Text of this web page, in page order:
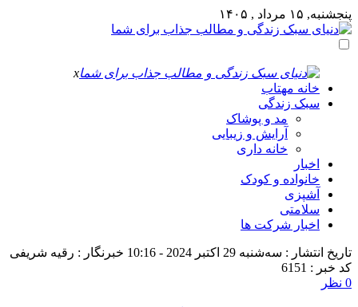
پنجشنبه, ۱۵ مرداد , ۱۴۰۵
x
خانه مهتاب
سبک زندگی
مد و پوشاک
آرایش و زیبایی
خانه داری
اخبار
خانواده و کودک
آشپزی
سلامتی
اخبار شرکت ها
تاریخ انتشار : سه‌شنبه 29 اکتبر 2024 - 10:16
خبرنگار : رقیه شریفی
کد خبر : 6151
0 نظر